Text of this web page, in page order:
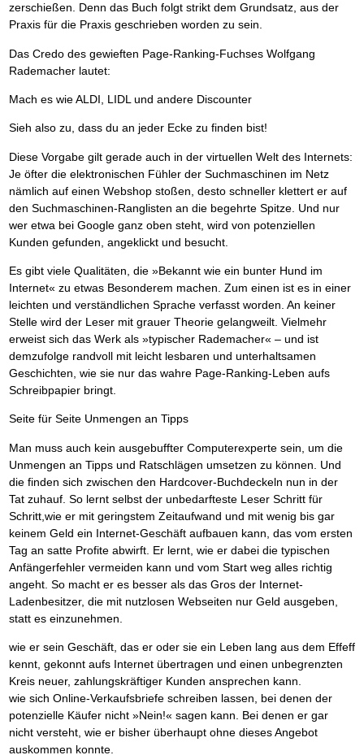
zerschießen. Denn das Buch folgt strikt dem Grundsatz, aus der
Praxis für die Praxis geschrieben worden zu sein.
Das Credo des gewieften Page-Ranking-Fuchses Wolfgang
Rademacher lautet:
Mach es wie ALDI, LIDL und andere Discounter
Sieh also zu, dass du an jeder Ecke zu finden bist!
Diese Vorgabe gilt gerade auch in der virtuellen Welt des Internets:
Je öfter die elektronischen Fühler der Suchmaschinen im Netz
nämlich auf einen Webshop stoßen, desto schneller klettert er auf
den Suchmaschinen-Ranglisten an die begehrte Spitze. Und nur
wer etwa bei Google ganz oben steht, wird von potenziellen
Kunden gefunden, angeklickt und besucht.
Es gibt viele Qualitäten, die »Bekannt wie ein bunter Hund im
Internet« zu etwas Besonderem machen. Zum einen ist es in einer
leichten und verständlichen Sprache verfasst worden. An keiner
Stelle wird der Leser mit grauer Theorie gelangweilt. Vielmehr
erweist sich das Werk als »typischer Rademacher« – und ist
demzufolge randvoll mit leicht lesbaren und unterhaltsamen
Geschichten, wie sie nur das wahre Page-Ranking-Leben aufs
Schreibpapier bringt.
Seite für Seite Unmengen an Tipps
Man muss auch kein ausgebuffter Computerexperte sein, um die
Unmengen an Tipps und Ratschlägen umsetzen zu können. Und
die finden sich zwischen den Hardcover-Buchdeckeln nun in der
Tat zuhauf. So lernt selbst der unbedarfteste Leser Schritt für
Schritt,wie er mit geringstem Zeitaufwand und mit wenig bis gar
keinem Geld ein Internet-Geschäft aufbauen kann, das vom ersten
Tag an satte Profite abwirft. Er lernt, wie er dabei die typischen
Anfängerfehler vermeiden kann und vom Start weg alles richtig
angeht. So macht er es besser als das Gros der Internet-
Ladenbesitzer, die mit nutzlosen Webseiten nur Geld ausgeben,
statt es einzunehmen.
wie er sein Geschäft, das er oder sie ein Leben lang aus dem Effeff
kennt, gekonnt aufs Internet übertragen und einen unbegrenzten
Kreis neuer, zahlungskräftiger Kunden ansprechen kann.
wie sich Online-Verkaufsbriefe schreiben lassen, bei denen der
potenzielle Käufer nicht »Nein!« sagen kann. Bei denen er gar
nicht versteht, wie er bisher überhaupt ohne dieses Angebot
auskommen konnte.